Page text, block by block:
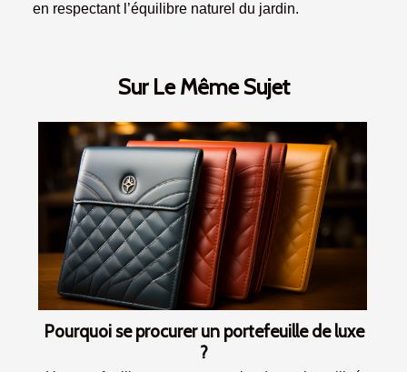
en respectant l’équilibre naturel du jardin.
Sur Le Même Sujet
Pourquoi se procurer un portefeuille de luxe
?